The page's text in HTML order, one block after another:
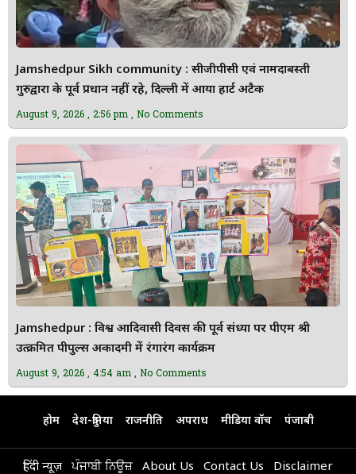
Jamshedpur Sikh community : सीजीपीसी एवं नामदाबस्ती
गुरुद्वारा के पूर्व प्रधान नहीं रहे, दिल्ली में आया हार्ट अटैक
August 9, 2026 2:56 pm No Comments
Jamshedpur : विश्व आदिवासी दिवस की पूर्व संध्या पर पीएम श्री
उत्क्रमित पीपुल्स अकादमी में रंगारंग कार्यक्रम
August 9, 2026 4:54 am No Comments
होम देश-दुनिया राजनीति अपराध मीडिया वॉच पंजाबी
हिंदी न्यूज़ ਪੰਜਾਬੀ ਨਿਊਜ਼ About Us Contact Us Disclaimer